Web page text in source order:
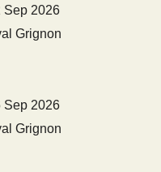
Sep 2026
Grignon
Sep 2026
Grignon